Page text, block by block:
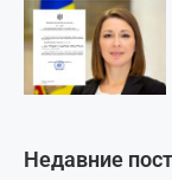
Недавние